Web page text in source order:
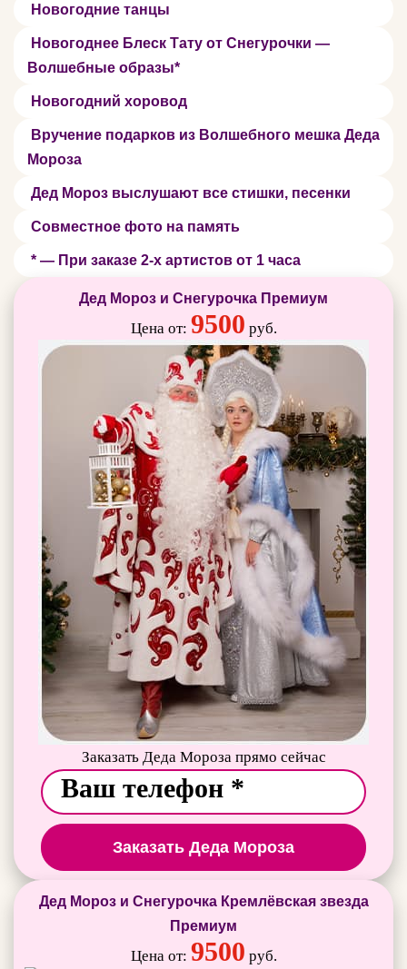
Новогодние танцы
Новогоднее Блеск Тату от Снегурочки —
Волшебные образы*
Новогодний хоровод
Вручение подарков из Волшебного мешка Деда
Мороза
Дед Мороз выслушают все стишки, песенки
Совместное фото на память
* — При заказе 2-х артистов от 1 часа
Дед Мороз и Снегурочка Премиум
Цена от: 9500 руб.
Заказать Деда Мороза прямо сейчас
Заказать Деда Мороза
Дед Мороз и Снегурочка Кремлёвская звезда
Премиум
Цена от: 9500 руб.